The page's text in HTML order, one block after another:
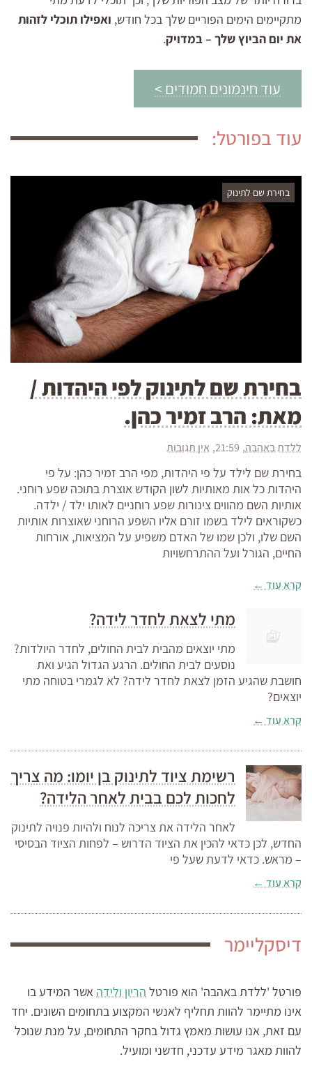
מתקיימים הימים הפוריים שלך בכל חודש, ואפילו תוכלי לזהות
את יום הביוץ שלך – במדויק.
עוד חינמונים חמודים >
עוד בפורטל:
בחירת שם לתינוק
בחירת שם לתינוק לפי היהדות /
מאת: הרב זמיר כהן.
ללדת באהבה 21:59 אין תגובות
בחירת שם לילד על פי היהדות, מפי הרב זמיר כהן: על פי
היהדות כל אות מאותיות לשון הקודש אוצרת בתוכה שפע רוחני.
אותיות השם מהווים צינורות שפע רוחניים לאותו ילד / ילדה.
כשקוראים לילד בשמו זורם אליו השפע הרוחני שאוצרות אותיות
השם שלו, ולכן שמו של האדם משפיע על המציאות, אורחות
החיים, הגורל ועל ההתרחשויות
קרא עוד ←
מתי לצאת לחדר לידה?
מתי יוצאים מהבית לבית החולים, לחדר היולדות?
נוסעים לבית החולים. הרגע הגדול הגיע ואת
חושבת שהגיע הזמן לצאת לחדר לידה? לא לגמרי בטוחה מתי
יוצאים?
קרא עוד ←
רשימת ציוד לתינוק בן יומו: מה צריך
לחכות לכם בבית לאחר הלידה?
לאחר הלידה את צריכה לנוח ולהיות פנויה לתינוק
החדש, לכן כדאי להכין את הציוד הדרוש – לפחות הציוד הבסיסי
– מראש. כדאי לדעת שעל פי
קרא עוד ←
דיסקליימר
פורטל 'ללדת באהבה' הוא פורטל הריון ולידה אשר המידע בו
אינו מתיימר להוות תחליף לאנשי המקצוע בתחומים השונים. יחד
עם זאת, אנו עושות מאמץ גדול בחקר התחומים, על מנת שנוכל
להוות מאגר מידע עדכני, חדשני ומועיל.